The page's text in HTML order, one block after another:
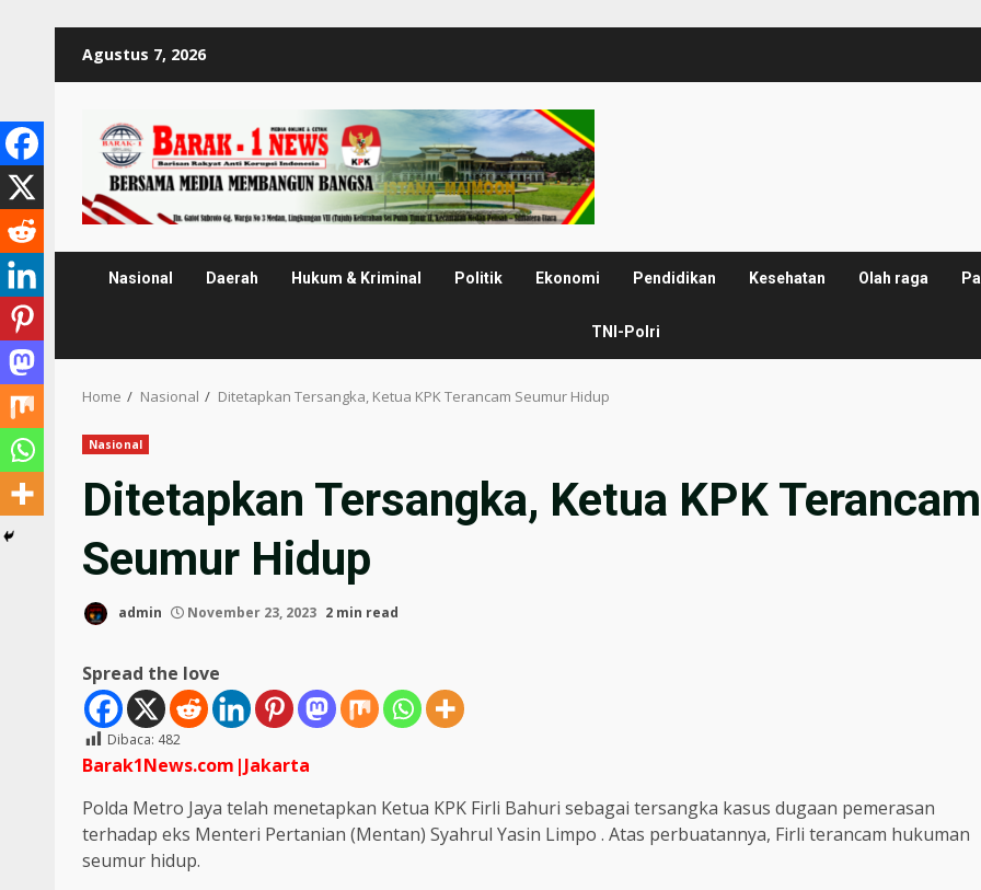
Agustus 7, 2026
Nasional Daerah Hukum & Kriminal Politik Ekonomi Pendidikan Kesehatan Olah raga
TNI-Polri
Home Nasional Ditetapkan Tersangka, Ketua KPK Terancam Seumur Hidup
Nasional
Ditetapkan Tersangka, Ketua KPK Terancam
Seumur Hidup
admin November 23, 2023 2 min read
Spread the love
Dibaca: 482
Barak1News.com|Jakarta
Polda Metro Jaya telah menetapkan Ketua KPK Firli Bahuri sebagai tersangka kasus dugaan pemerasan
terhadap eks Menteri Pertanian (Mentan) Syahrul Yasin Limpo . Atas perbuatannya, Firli terancam hukuman
seumur hidup.